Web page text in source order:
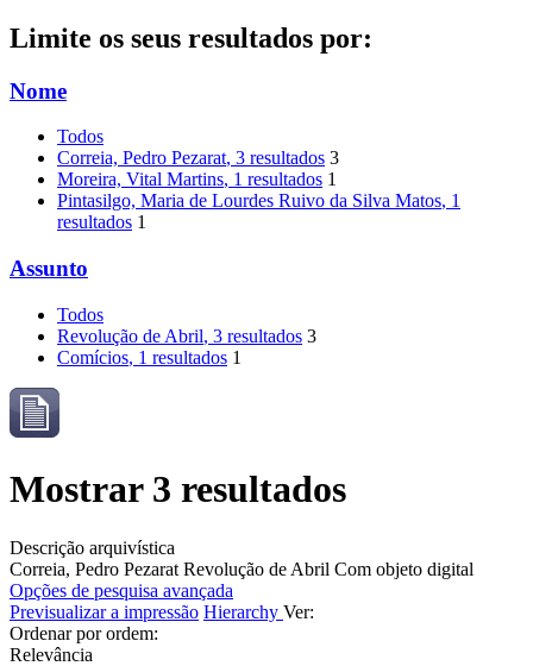
Limite os seus resultados por:
Nome
Todos
Correia, Pedro Pezarat, 3 resultados 3
Moreira, Vital Martins, 1 resultados 1
Pintasilgo, Maria de Lourdes Ruivo da Silva Matos, 1
resultados 1
Assunto
Todos
Revolução de Abril, 3 resultados 3
Comícios, 1 resultados 1
Mostrar 3 resultados
Descrição arquivística
Correia, Pedro Pezarat Revolução de Abril Com objeto digital
Opções de pesquisa avançada
Previsualizar a impressão Hierarchy Ver:
Ordenar por ordem:
Relevância